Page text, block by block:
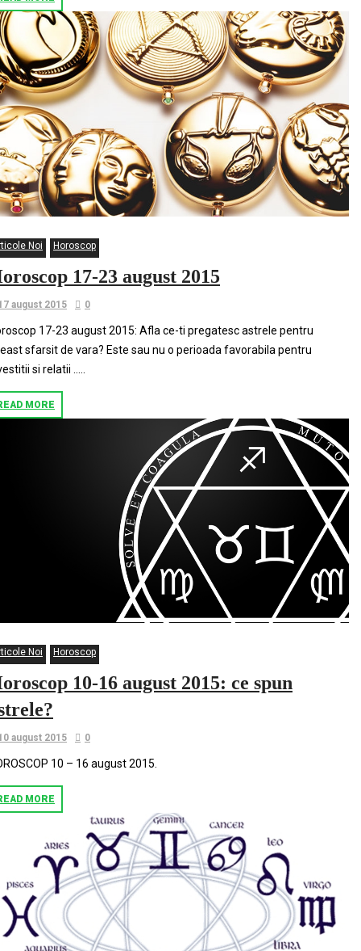
Noi Horoscop
17-23 august 2015
august 2015 0
17-23 august 2015: Afla ce-ti pregatesc astrele pentru
sfarsit de vara? Este sau nu o perioada favorabila pentru
si relatii …..
MORE
Noi Horoscop
10-16 august 2015: ce spun
august 2015 0
10­ – 16 august 2015.
MORE